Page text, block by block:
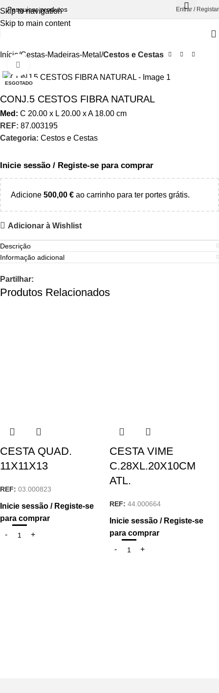
Skip to navigation
Skip to main content
Entrar / Registar
Início Cestas-Madeiras-Metal Cestos e Cestas
ESGOTADO
CONJ.5 CESTOS FIBRA NATURAL
Med: C 20.00 x L 20.00 xA 18.00 cm
REF: 87.003195
Categoria: Cestos e Cestas
Inicie sessão / Registe-se para comprar
Adicione 500,00 € ao carrinho para ter portes grátis.
Adicionar à Wishlist
Descrição
Informação adicional
Partilhar:
Produtos Relacionados
CESTA QUAD.
11X11X13
REF: 03.000823
Inicie sessão / Registe-se
para comprar
CESTA VIME
C.28XL.20X10CM
ATL.
REF: 44.000664
Inicie sessão / Registe-se
para comprar